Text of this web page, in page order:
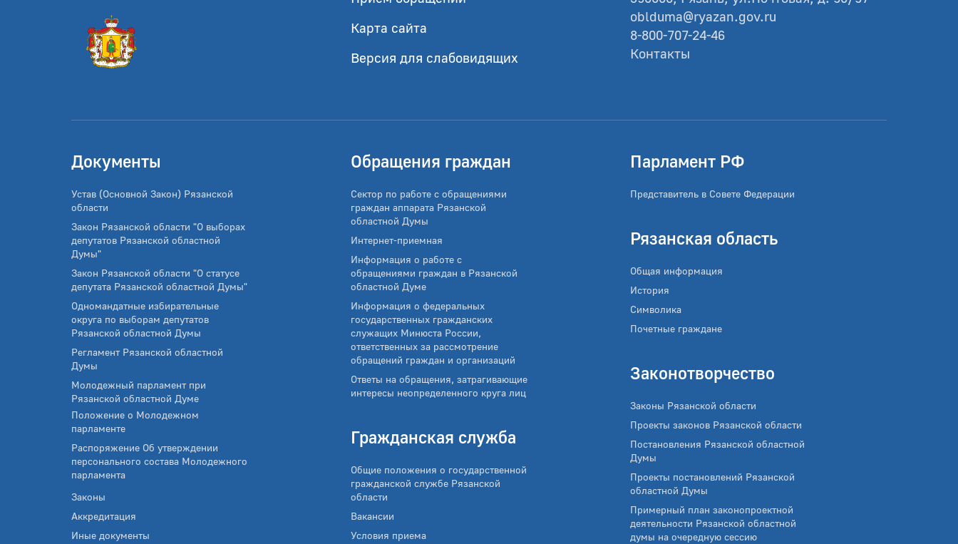
Карта сайта
Версия для слабовидящих
oblduma@ryazan.gov.ru
8-800-707-24-46
Контакты
Документы
Устав (Основной Закон) Рязанской
области
Закон Рязанской области "О выборах
депутатов Рязанской областной
Думы"
Закон Рязанской области "О статусе
депутата Рязанской областной Думы"
Одномандатные избирательные
округа по выборам депутатов
Рязанской областной Думы
Регламент Рязанской областной
Думы
Молодежный парламент при
Рязанской областной Думе
Положение о Молодежном
парламенте
Распоряжение Об утверждении
персонального состава Молодежного
парламента
Законы
Аккредитация
Иные документы
Обращения граждан
Сектор по работе с обращениями
граждан аппарата Рязанской
областной Думы
Интернет-приемная
Информация о работе с
обращениями граждан в Рязанской
областной Думе
Информация о федеральных
государственных гражданских
служащих Минюста России,
ответственных за рассмотрение
обращений граждан и организаций
Ответы на обращения, затрагивающие
интересы неопределенного круга лиц
Гражданская служба
Общие положения о государственной
гражданской службе Рязанской
области
Вакансии
Условия приема
Парламент РФ
Представитель в Совете Федерации
Рязанская область
Общая информация
История
Символика
Почетные граждане
Законотворчество
Законы Рязанской области
Проекты законов Рязанской области
Постановления Рязанской областной
Думы
Проекты постановлений Рязанской
областной Думы
Примерный план законопроектной
деятельности Рязанской областной
думы на очередную сессию